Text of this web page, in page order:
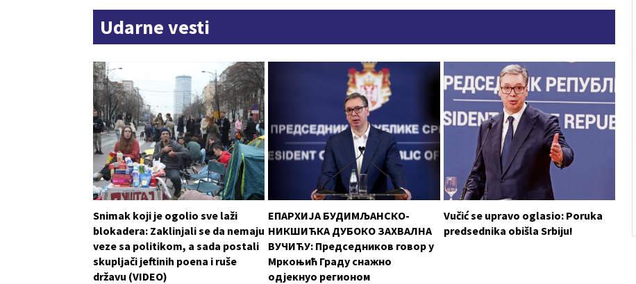
Udarne vesti
Snimak koji je ogolio sve laži
blokadera: Zaklinjali se da nemaju
veze sa politikom, a sada postali
skupljači jeftinih poena i ruše
državu (VIDEO)
ЕПАРХИЈА БУДИМЉАНСКО-
НИКШИЋКА ДУБОКО ЗАХВАЛНА
ВУЧИЋУ: Председников говор у
Мркоњић Граду снажно
одјекнуо регионом
Vučić se upravo oglasio: Poruka
predsednika obišla Srbiju!